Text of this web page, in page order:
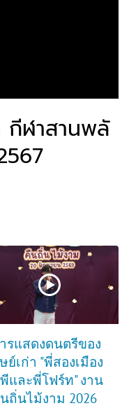
กีฬาสานพลั
รแสดงดนตรีของ
ย์เก่า "พี่สองเมือง
และพี่โฟร์ท" งาน
ถิ่นไม้งาม 2026